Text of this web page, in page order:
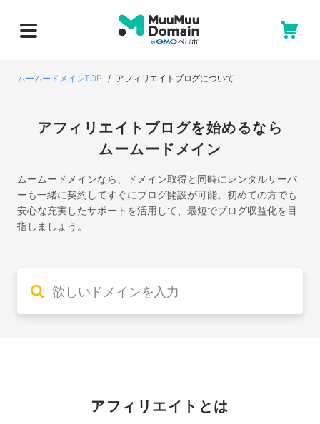
ムームードメインTOP アフィリエイトブログについて
アフィリエイトブログを始めるなら
ムームードメイン
ムームードメインなら、ドメイン取得と同時にレンタルサーバ
ーも一緒に契約してすぐにブログ開設が可能。 初めての方でも
安心な充実したサポートを活用して、最短でブログ収益化を目
指しましょう。
アフィリエイトとは